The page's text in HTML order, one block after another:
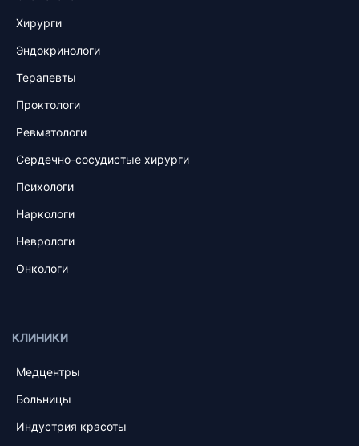
Хирурги
Эндокринологи
Терапевты
Проктологи
Ревматологи
Сердечно-сосудистые хирурги
Психологи
Наркологи
Неврологи
Онкологи
КЛИНИКИ
Медцентры
Больницы
Индустрия красоты